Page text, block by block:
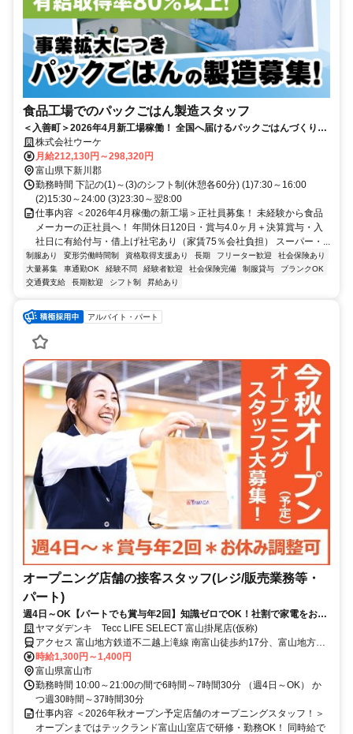
食品工場でのパックごはん製造スタッフ
＜入善町＞2026年4月新工場稼働！ 全国へ届けるパックごはんづくり。
未経験から安定企業の正社員へ！
株式会社ウーケ
月給212,130円～298,320円
富山県下新川郡
勤務時間 下記の(1)～(3)のシフト制(休憩各60分) (1)7:30～16:00
(2)15:30～24:00 (3)23:30～翌8:00
仕事内容 ＜2026年4月稼働の新工場＞正社員募集！ 未経験から食品
メーカーの正社員へ！ 年間休日120日・賞与4.0ヶ月＋決算賞与・入
社日に有給付与・借上げ社宅あり（家賃75％会社負担） スーパー・...
制服あり 変形労働時間制 資格取得支援あり 長期 フリーター歓迎
社会保険あり
大量募集
車通勤OK 経験不問 経験者歓迎 社会保険完備 制服貸与
ブランクOK
交通費支給
長期歓迎 シフト制 昇給あり
アルバイト・パート
オープニング店舗の接客スタッフ(レジ/販売業務等・
パート)
週4日～OK【パートでも賞与年2回】知識ゼロでOK！社割で家電をお得
にGET＊30代～50代活躍中！
ヤマダデンキ Tecc LIFE SELECT 富山掛尾店(仮称)
アクセス 富山地方鉄道不二越上滝線 南富山徒歩約17分、富山地方鉄
道市内線 南富山駅前徒歩約17分、富山地方鉄道市内線 大町（富山
県）徒歩約20分 「南富山駅」より車で5分
時給1,300円～1,400円
富山県富山市
勤務時間 10:00～21:00の間で6時間～7時間30分 （週4日～OK） か
つ週30時間～37時間30分
仕事内容 ＜2026年秋オープン予定店舗のオープニングスタッフ！＞
オープンまではテックランド富山山室店で研修・勤務OK！ 同時給で